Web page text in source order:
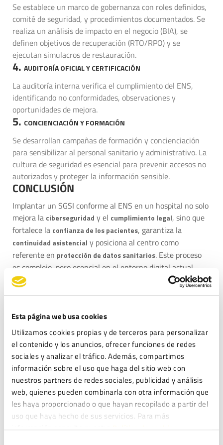
Esta página web usa cookies
Utilizamos cookies propias y de terceros para personalizar
el contenido y los anuncios, ofrecer funciones de redes
sociales y analizar el tráfico. Además, compartimos
información sobre el uso que haga del sitio web con
nuestros partners de redes sociales, publicidad y análisis
web, quienes pueden combinarla con otra información que
les haya proporcionado o que hayan recopilado a partir del
uso que haya hecho de sus servicios. Para más
información consulte nuestraPolítica de cookies.
Se establece un marco de gobernanza con roles definidos,
comité de seguridad, y procedimientos documentados. Se
realiza un análisis de impacto en el negocio (BIA), se
definen objetivos de recuperación (RTO/RPO) y se
ejecutan simulacros de restauración.
4. AUDITORÍA OFICIAL Y CERTIFICACIÓN
La auditoría interna verifica el cumplimiento del ENS,
identificando no conformidades, observaciones y
oportunidades de mejora.
5. CONCIENCIACIÓN Y FORMACIÓN
Se desarrollan campañas de formación y concienciación
para sensibilizar al personal sanitario y administrativo. La
cultura de seguridad es esencial para prevenir accesos no
autorizados y proteger la información sensible.
CONCLUSIÓN
Implantar un SGSI conforme al ENS en un hospital no solo
mejora la ciberseguridad y el cumplimiento legal, sino que
fortalece la confianza de los pacientes, garantiza la
continuidad asistencial y posiciona al centro como
referente en protección de datos sanitarios. Este proceso
es complejo, pero esencial en el entorno digital actual.
DEJA UNA RESPUESTA
Tu dirección de correo electrónico no será publicada.
Los campos obligatorios están marcados con *
Comentario *